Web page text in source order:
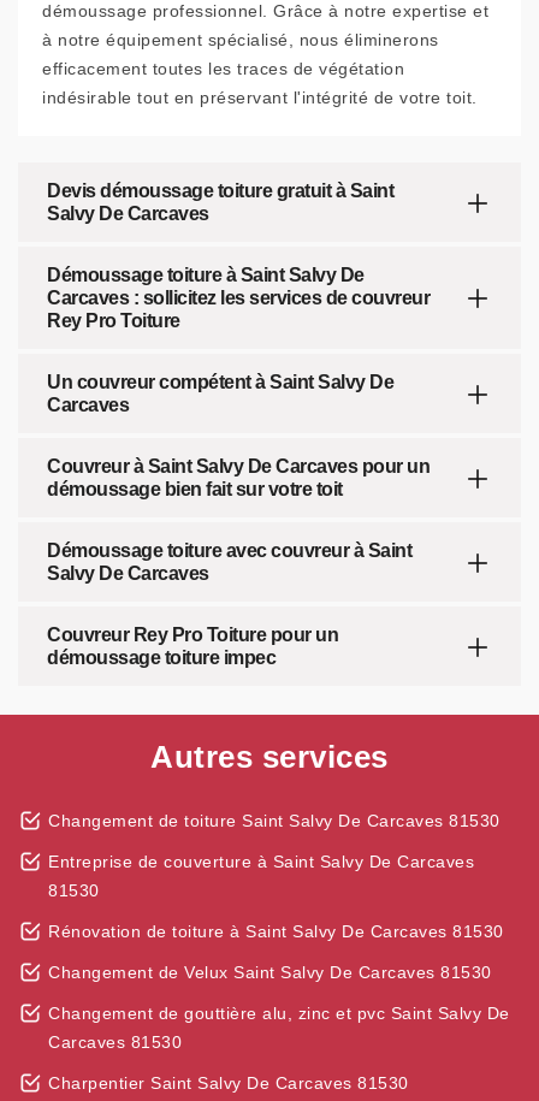
démoussage professionnel. Grâce à notre expertise et
à notre équipement spécialisé, nous éliminerons
efficacement toutes les traces de végétation
indésirable tout en préservant l'intégrité de votre toit.
Devis démoussage toiture gratuit à Saint
Salvy De Carcaves
Démoussage toiture à Saint Salvy De
Carcaves : sollicitez les services de couvreur
Rey Pro Toiture
Un couvreur compétent à Saint Salvy De
Carcaves
Couvreur à Saint Salvy De Carcaves pour un
démoussage bien fait sur votre toit
Démoussage toiture avec couvreur à Saint
Salvy De Carcaves
Couvreur Rey Pro Toiture pour un
démoussage toiture impec
Autres services
Changement de toiture Saint Salvy De Carcaves 81530
Entreprise de couverture à Saint Salvy De Carcaves
81530
Rénovation de toiture à Saint Salvy De Carcaves 81530
Changement de Velux Saint Salvy De Carcaves 81530
Changement de gouttière alu, zinc et pvc Saint Salvy De
Carcaves 81530
Charpentier Saint Salvy De Carcaves 81530